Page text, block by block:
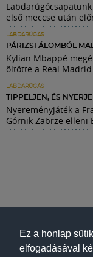
Ez a honlap
elfogadásával
első meccse után
LABDARÚGÁS
PÁRIZSI ÁLOMBÓL
Kylian Mbappé
öltötte a Real
LABDARÚGÁS
TIPPELJEN, ÉS
Nyereményjáték a
Górnik Zabrze elleni